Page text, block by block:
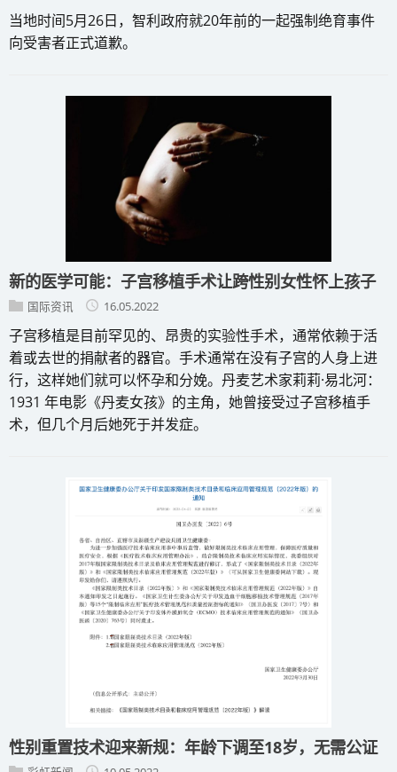
当地时间5月26日，智利政府就20年前的一起强制绝育事件
向受害者正式道歉。
新的医学可能：子宫移植手术让跨性别女性怀上孩子
国际资讯 16.05.2022
子宫移植是目前罕见的、昂贵的实验性手术，通常依赖于活
着或去世的捐献者的器官。手术通常在没有子宫的人身上进
行，这样她们就可以怀孕和分娩。丹麦艺术家莉莉·易北河：
1931 年电影《丹麦女孩》的主角，她曾接受过子宫移植手
术，但几个月后她死于并发症。
性别重置技术迎来新规：年龄下调至18岁，无需公证